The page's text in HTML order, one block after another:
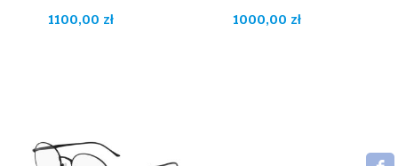
1100,00 zł
1000,00 zł